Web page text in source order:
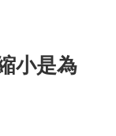
小是為